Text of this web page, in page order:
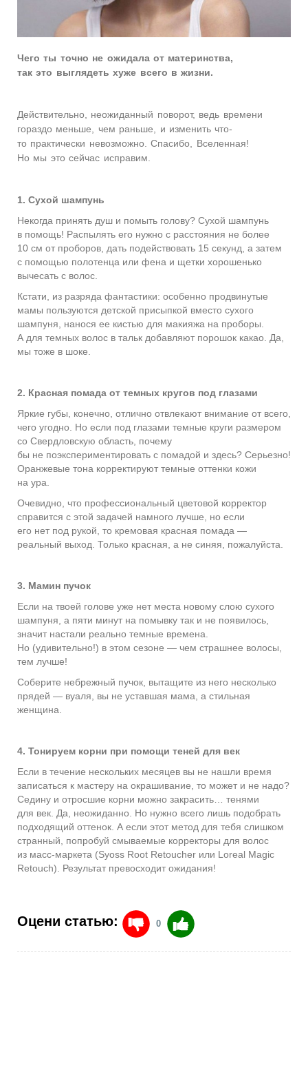
Чего ты точно не ожидала от материнства,
так это выглядеть хуже всего в жизни.
Действительно, неожиданный поворот, ведь времени
гораздо меньше, чем раньше, и изменить что-
то практически невозможно. Спасибо, Вселенная!
Но мы это сейчас исправим.
1. Сухой шампунь
Некогда принять душ и помыть голову? Сухой шампунь
в помощь! Распылять его нужно с расстояния не более
10 см от проборов, дать подействовать 15 секунд, а затем
с помощью полотенца или фена и щетки хорошенько
вычесать с волос.
Кстати, из разряда фантастики: особенно продвинутые
мамы пользуются детской присыпкой вместо сухого
шампуня, нанося ее кистью для макияжа на проборы.
А для темных волос в тальк добавляют порошок какао. Да,
мы тоже в шоке.
2. Красная помада от темных кругов под глазами
Яркие губы, конечно, отлично отвлекают внимание от всего,
чего угодно. Но если под глазами темные круги размером
со Свердловскую область, почему
бы не поэкспериментировать с помадой и здесь? Серьезно!
Оранжевые тона корректируют темные оттенки кожи
на ура.
Очевидно, что профессиональный цветовой корректор
справится с этой задачей намного лучше, но если
его нет под рукой, то кремовая красная помада —
реальный выход. Только красная, а не синяя, пожалуйста.
3. Мамин пучок
Если на твоей голове уже нет места новому слою сухого
шампуня, а пяти минут на помывку так и не появилось,
значит настали реально темные времена.
Но (удивительно!) в этом сезоне — чем страшнее волосы,
тем лучше!
Соберите небрежный пучок, вытащите из него несколько
прядей — вуаля, вы не уставшая мама, а стильная
женщина.
4. Тонируем корни при помощи теней для век
Если в течение нескольких месяцев вы не нашли время
записаться к мастеру на окрашивание, то может и не надо?
Седину и отросшие корни можно закрасить… тенями
для век. Да, неожиданно. Но нужно всего лишь подобрать
подходящий оттенок. А если этот метод для тебя слишком
странный, попробуй смываемые корректоры для волос
из масс-маркета (Syoss Root Retoucher или Loreal Magic
Retouch). Результат превосходит ожидания!
Оцени статью: 0